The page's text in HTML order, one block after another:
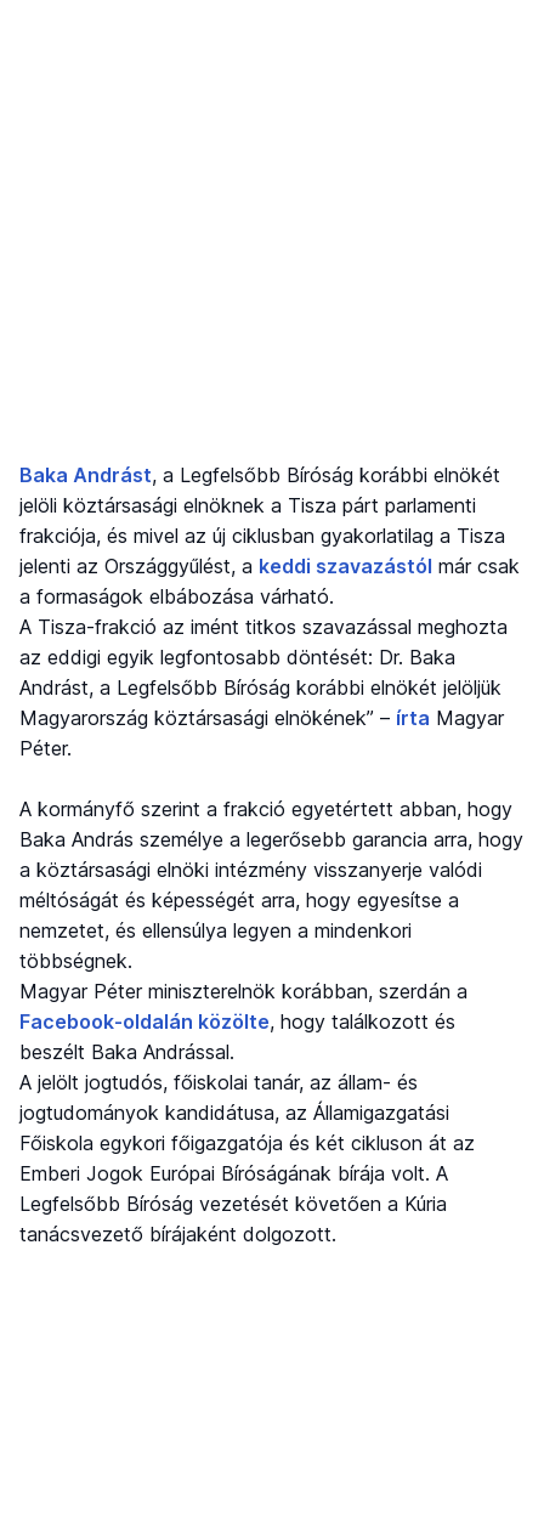
Baka Andrást, a Legfelsőbb Bíróság korábbi elnökét
jelöli köztársasági elnöknek a Tisza párt parlamenti
frakciója, és mivel az új ciklusban gyakorlatilag a Tisza
jelenti az Országgyűlést, a keddi szavazástól már csak
a formaságok elbábozása várható.
A Tisza-frakció az imént titkos szavazással meghozta
az eddigi egyik legfontosabb döntését: Dr. Baka
Andrást, a Legfelsőbb Bíróság korábbi elnökét jelöljük
Magyarország köztársasági elnökének” – írta Magyar
Péter.
A kormányfő szerint a frakció egyetértett abban, hogy
Baka András személye a legerősebb garancia arra, hogy
a köztársasági elnöki intézmény visszanyerje valódi
méltóságát és képességét arra, hogy egyesítse a
nemzetet, és ellensúlya legyen a mindenkori
többségnek.
Magyar Péter miniszterelnök korábban, szerdán a
Facebook-oldalán közölte, hogy találkozott és
beszélt Baka Andrással.
A jelölt jogtudós, főiskolai tanár, az állam- és
jogtudományok kandidátusa, az Államigazgatási
Főiskola egykori főigazgatója és két cikluson át az
Emberi Jogok Európai Bíróságának bírája volt. A
Legfelsőbb Bíróság vezetését követően a Kúria
tanácsvezető bírájaként dolgozott.